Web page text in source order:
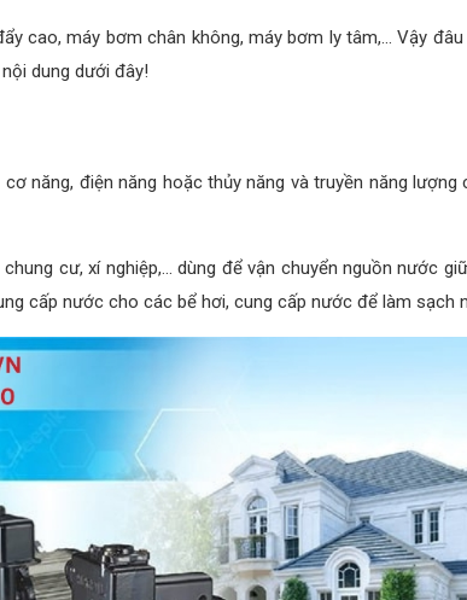
cao, máy bơm chân không, máy bơm ly tâm,... Vậy
dung dưới đây!
năng, điện năng hoặc thủy năng và truyền năng
cư, xí nghiệp,... dùng để vận chuyển nguồn nước
cấp nước cho các bể hơi, cung cấp nước để làm sạch